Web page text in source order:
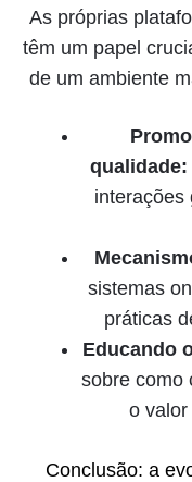
As próprias
têm um papel
de um ambiente
qualidade:
interações
sistemas
práticas
Educando
sobre como
o
Conclusão: a